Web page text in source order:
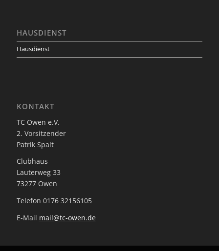
HAUSDIENST
Hausdienst
KONTAKT
TC Owen e.V.
2. Vorsitzender
Patrik Spalt
Clubhaus
Lauterweg 33
73277 Owen
Telefon 0176 32156105
E-Mail mail@tc-owen.de